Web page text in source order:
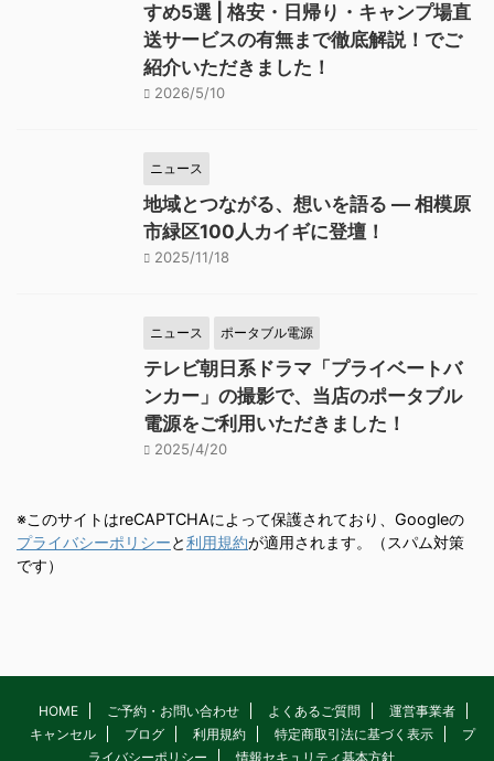
すめ5選 | 格安・日帰り・キャンプ場直
送サービスの有無まで徹底解説！でご
紹介いただきました！
2026/5/10
ニュース
地域とつながる、想いを語る — 相模原
市緑区100人カイギに登壇！
2025/11/18
ニュース ポータブル電源
テレビ朝日系ドラマ「プライベートバ
ンカー」の撮影で、当店のポータブル
電源をご利用いただきました！
2025/4/20
※このサイトはreCAPTCHAによって保護されており、Googleの
プライバシーポリシーと利用規約が適用されます。（スパム対策
です）
HOME ご予約・お問い合わせ よくあるご質問
運営事業者
キャンセル
ブログ 利用規約 特定商取引法に基づく表示
プ
ライバシーポリシー
情報セキュリティ基本方針